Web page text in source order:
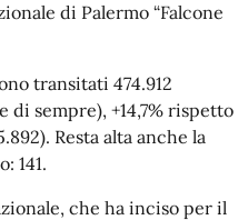
di Palermo “Falcone
transitati 474.912
di sempre), +14,7% rispetto
Resta alta anche la
141.
che ha inciso per il